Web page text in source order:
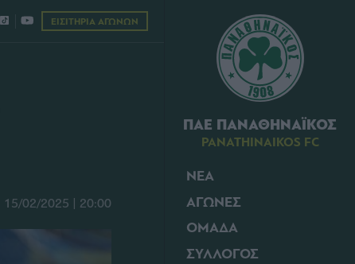
ΠΑΕ ΠΑΝΑΘΗΝΑΪΚΟΣ
PANATHINAIKOS FC
ΝΕΑ
ΑΓΩΝΕΣ
ΟΜΑΔΑ
ΣΥΛΛΟΓΟΣ
ΕΙΣΙΤΗΡΙΑ ΑΓΩΝΩΝ
15/02/2025 | 20:00